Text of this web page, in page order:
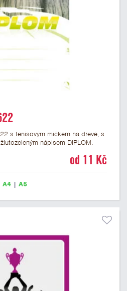
s tenisovým míčkem na dřevě, s
nápisem DIPLOM.
gramáž 250 g/m2.
od 11 Kč
A4| A5